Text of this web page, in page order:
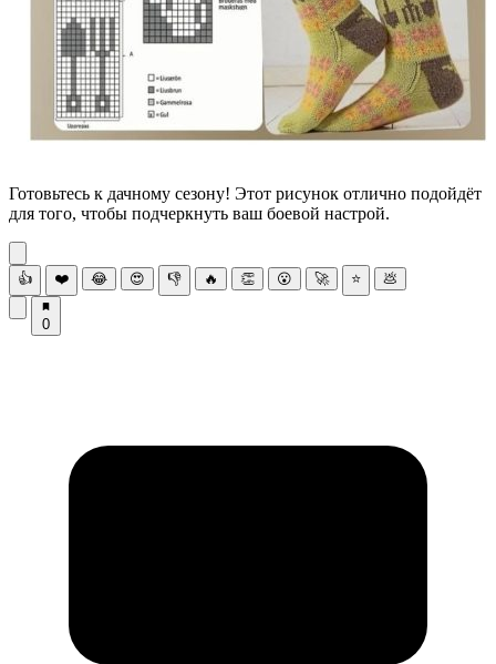
Готовьтесь к дачному сезону! Этот рисунок отлично подойдёт
для того, чтобы подчеркнуть ваш боевой настрой.
👍 ❤️ 😂 😍 👎 🔥 👏 😮 🚀 ⭐ 💩
0